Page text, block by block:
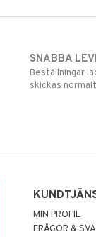
SNABBA
Beställningar
skickas
MIN PROFIL
FRÅGOR &